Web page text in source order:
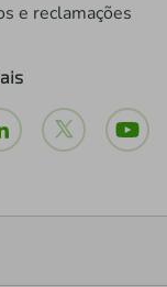
e reclamações